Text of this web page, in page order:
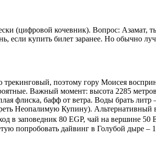
(цифровой кочевник). Вопрос: Азамат,
если купить билет заранее. Но обычно
поэтому гору Моисея
Важный момент: высота 2285
флиска, бафф от ветра. Воды брать
Неопалимую Купину). Альтернативный
в заповедник 80 EGP, чай на вершине
попробовать дайвинг в Голубой дыре –